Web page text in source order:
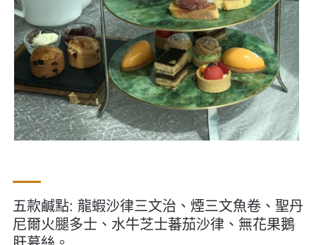
五款鹹點: 龍蝦沙律三文治、煙三文魚卷、聖丹
尼爾火腿多士、水牛芝士蕃茄沙律、無花果鵝